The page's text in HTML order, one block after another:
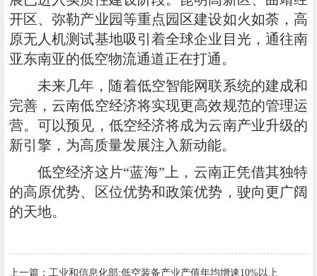
开区、弥勒产业园等重点园区建设如火如荼，高
原无人机测试基地吸引着全球企业目光，通往南
亚东南亚的低空物流通道正在打通。
未来几年，随着低空智能网联系统的建成和
完善，云南低空经济将实现更高效规范的管理运
营。可以预见，低空经济将成为云南产业升级的
新引擎，为高质量发展注入新动能。
低空经济这片“蓝海”上，云南正凭借其独特
的高原优势、区位优势和政策优势，驶向更广阔
的天地。
上一篇： 工业和信息化部:低空装备产业产值年均增速10%以上